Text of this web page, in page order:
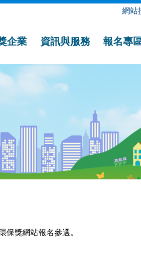
網站
企業 資訊與服務 報名專
保獎網站報名參選。